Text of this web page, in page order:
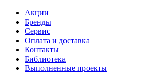
Акции
Бренды
Сервис
Оплата и доставка
Контакты
Библиотека
Выполненные проекты